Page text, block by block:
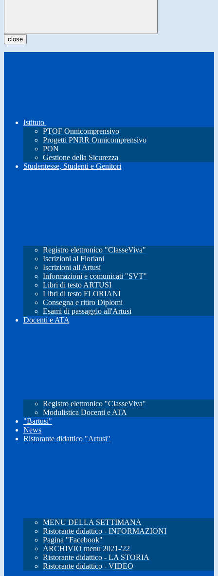
close
Istituto
PTOF Onnicomprensivo
Progetti PNRR Onnicomprensivo
PON
Gestione della Sicurezza
Studentesse, Studenti e Genitori
Registro elettronico "ClasseViva"
Iscrizioni al Floriani
Iscrizioni all'Artusi
Informazioni e comunicati "SVT"
Libri di testo ARTUSI
Libri di testo FLORIANI
Consegna e ritiro Diplomi
Esami di passaggio all'Artusi
Docenti e ATA
Registro elettronico "ClasseViva"
Modulistica Docenti e ATA
"Bartusi"
News
Ristorante didattico "Artusi"
MENU DELLA SETTIMANA
Ristorante didattico - INFORMAZIONI
Pagina "Facebook"
ARCHIVIO menu 2021-'22
Ristorante didattico - LA STORIA
Ristorante didattico - VIDEO